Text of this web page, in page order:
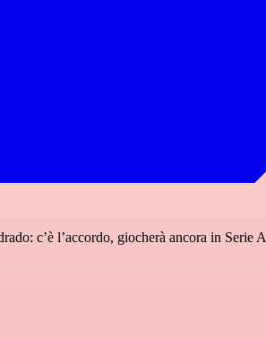
c’è l’accordo, giocherà ancora in Serie A